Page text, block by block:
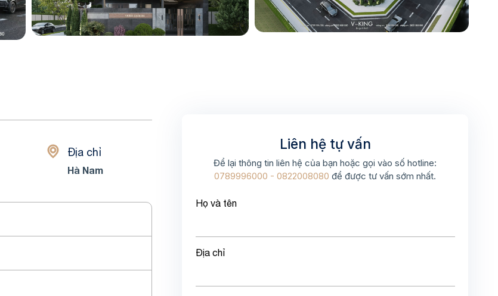
Địa chỉ
Hà Nam
Liên hệ tự vấn
Để lại thông tin liên hệ của bạn hoặc gọi vào số hotline:
0789996000 - 0822008080 để được tư vấn sớm nhất.
Họ và tên
Địa chỉ